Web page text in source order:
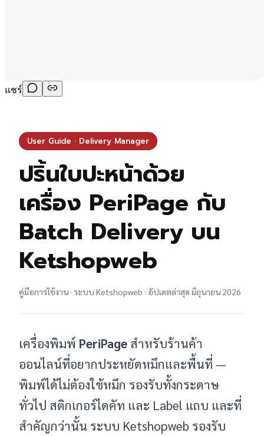
แชร์
User Guide · Delivery Manager
ปริ้นใบปะหน้าด้วย
เครื่อง PeriPage กับ
Batch Delivery บน
Ketshopweb
คู่มือการใช้งาน · ระบบ Ketshopweb · อัปเดตล่าสุด มิถุนายน 2026
เครื่องพิมพ์ PeriPage สำหรับร้านค้า
ออนไลน์ที่อยากประหยัดหมึกและพื้นที่ —
พิมพ์ได้ไม่ต้องใช้หมึก รองรับทั้งกระดาษ
ทั่วไป สติกเกอร์ไดคัท และ Label แถบ และที่
สำคัญกว่านั้น ระบบ Ketshopweb รองรับ